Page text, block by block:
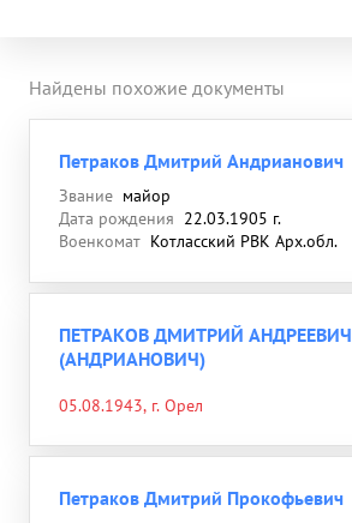
Найдены похожие документы
Петраков Дмитрий Андрианович
Звание майор
Дата рождения 22.03.1905 г.
Военкомат Котласский РВК Арх.обл.
ПЕТРАКОВ ДМИТРИЙ АНДРЕЕВИЧ
(АНДРИАНОВИЧ)
05.08.1943, г. Орел
Петраков Дмитрий Прокофьевич